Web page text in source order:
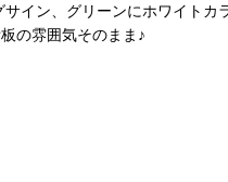
イン、グリーンにホワイト
の雰囲気そのまま♪